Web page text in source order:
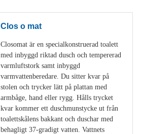
Clos o mat
Closomat är en specialkonstruerad toalett
med inbyggd riktad dusch och tempererad
varmluftstork samt inbyggd
varmvattenberedare. Du sitter kvar på
stolen och trycker lätt på plattan med
armbåge, hand eller rygg. Hålls trycket
kvar kommer ett duschmunstycke ut från
toalettskålens bakkant och duschar med
behagligt 37-gradigt vatten. Vattnets